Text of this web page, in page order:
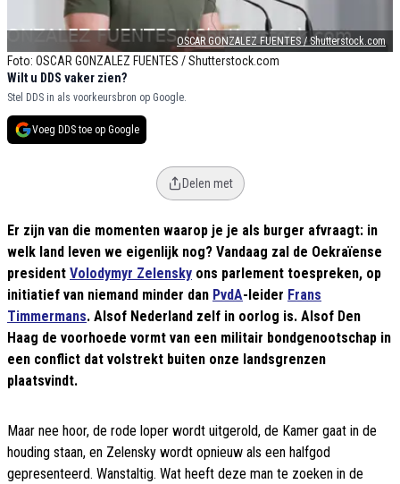
OSCAR GONZALEZ FUENTES / Shutterstock.com
Foto: OSCAR GONZALEZ FUENTES / Shutterstock.com
Wilt u DDS vaker zien?
Stel DDS in als voorkeursbron op Google.
Voeg DDS toe op Google
Delen met
Er zijn van die momenten waarop je je als burger afvraagt: in
welk land leven we eigenlijk nog? Vandaag zal de Oekraïense
president Volodymyr Zelensky ons parlement toespreken, op
initiatief van niemand minder dan PvdA-leider Frans
Timmermans. Alsof Nederland zelf in oorlog is. Alsof Den
Haag de voorhoede vormt van een militair bondgenootschap in
een conflict dat volstrekt buiten onze landsgrenzen
plaatsvindt.
Maar nee hoor, de rode loper wordt uitgerold, de Kamer gaat in de
houding staan, en Zelensky wordt opnieuw als een halfgod
gepresenteerd. Wanstaltig. Wat heeft deze man te zoeken in de